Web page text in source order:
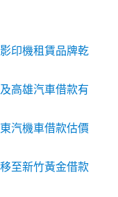
印機租賃品牌乾
高雄汽車借款有
汽機車借款估價
至新竹黃金借款